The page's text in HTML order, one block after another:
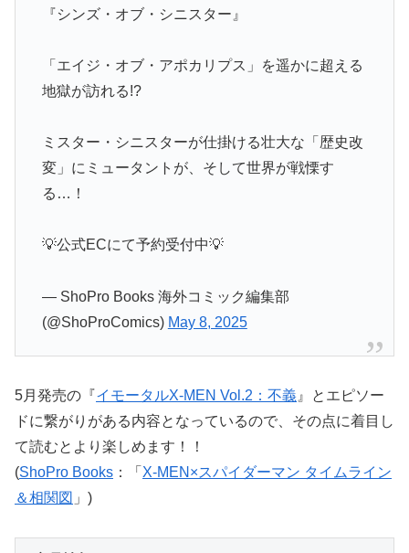
『シンズ・オブ・シニスター』
「エイジ・オブ・アポカリプス」を遥かに超える
地獄が訪れる!?
ミスター・シニスターが仕掛ける壮大な「歴史改
変」にミュータントが、そして世界が戦慄す
る…！
💡公式ECにて予約受付中💡
— ShoPro Books 海外コミック編集部
(@ShoProComics) May 8, 2025
5月発売の『イモータルX-MEN Vol.2：不義 』とエピソー
ドに繋がりがある内容となっているので、その点に着目し
て読むとより楽しめます！！
(ShoPro Books ：「 X-MEN×スパイダーマン タイムライン
＆相関図 」)